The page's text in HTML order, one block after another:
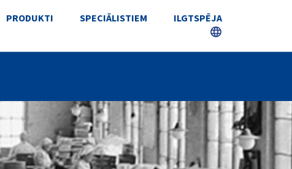
PRODUKTI SPECIĀLISTIEM ILGTSPĒJA